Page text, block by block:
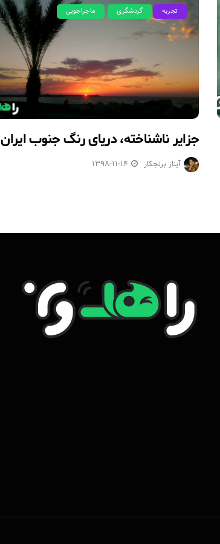
تجربه گردشگری ماجراجویی
جزایر ناشناخته، دریای رنگ جنوب ایران
آیناز برنجکار 1398-11-14